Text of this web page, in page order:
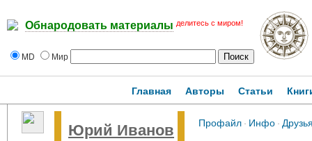
Обнародовать материалы делитесь с миром!
MD Мир
Главная Авторы Статьи
Юрий Иванов Профайл· Инфо·